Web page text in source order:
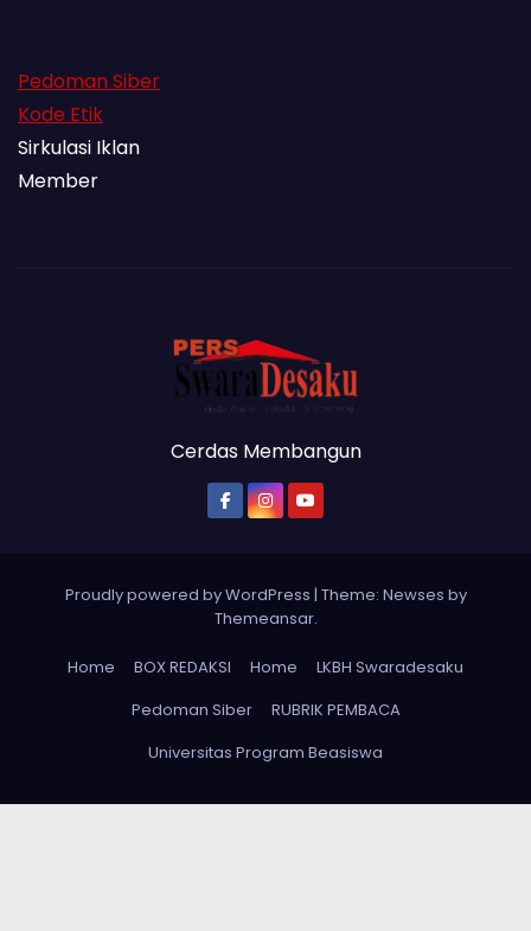
Pedoman Siber
Kode Etik
Sirkulasi Iklan
Member
Cerdas Membangun
Proudly powered by WordPress | Theme: Newses by
Themeansar.
Home BOX REDAKSI Home
LKBH Swaradesaku
Pedoman Siber
RUBRIK PEMBACA
Universitas Program Beasiswa